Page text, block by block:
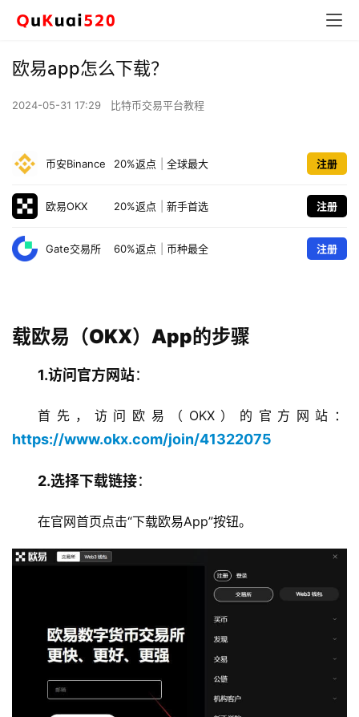
欧易app怎么下载？
2024-05-31 17:29 比特币交易平台教程
币安Binance 20%返点 全球最大 注册
欧易OKX 20%返点 新手首选 注册
Gate交易所 60%返点 币种最全 注册
载欧易（OKX）App的步骤
1.访问官方网站：
首先，访问欧易（OKX）的官方网站：
https://www.okx.com/join/41322075
2.选择下载链接：
在官网首页点击“下载欧易App”按钮。